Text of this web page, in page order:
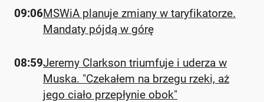
09:06MSWiA planuje zmiany w taryfikatorze.
Mandaty pójdą w górę
08:59Jeremy Clarkson triumfuje i uderza w
Muska. "Czekałem na brzegu rzeki, aż
jego ciało przepłynie obok"